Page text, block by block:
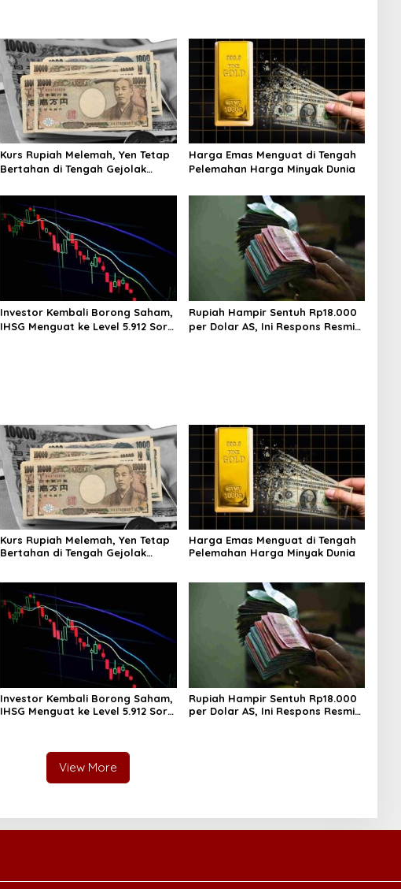
Kurs Rupiah Melemah, Yen Tetap
Bertahan di Tengah Gejolak
Harga Emas Menguat di Tengah
Pelemahan Harga Minyak Dunia
Investor Kembali Borong Saham,
IHSG Menguat ke Level 5.912 Sore
Rupiah Hampir Sentuh Rp18.000
per Dolar AS, Ini Respons Resmi
Kurs Rupiah Melemah, Yen Tetap
Bertahan di Tengah Gejolak
Harga Emas Menguat di Tengah
Pelemahan Harga Minyak Dunia
Investor Kembali Borong Saham,
IHSG Menguat ke Level 5.912 Sore
Rupiah Hampir Sentuh Rp18.000
per Dolar AS, Ini Respons Resmi
View More